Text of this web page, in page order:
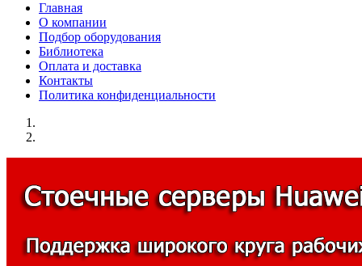
Главная
О компании
Подбор оборудования
Библиотека
Оплата и доставка
Контакты
Политика конфиденциальности